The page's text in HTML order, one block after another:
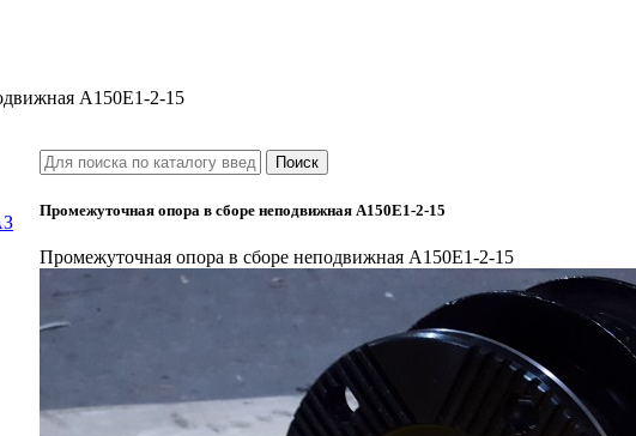
А150Е1-2-15
Промежуточная опора в сборе неподвижная А150Е1-2-15
Промежуточная опора в сборе неподвижная А150Е1-2-15